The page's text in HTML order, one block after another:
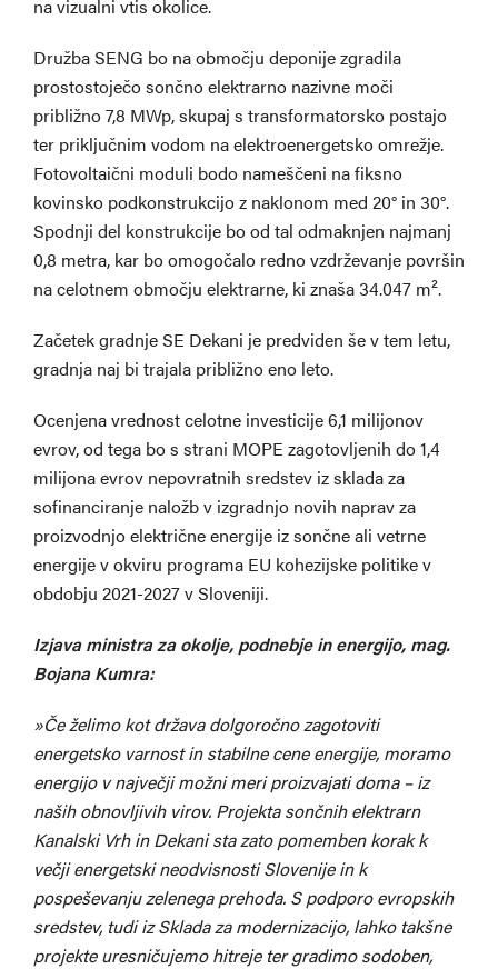
na vizualni vtis okolice.
Družba SENG bo na območju deponije zgradila
prostostoječo sončno elektrarno nazivne moči
približno 7,8 MWp, skupaj s transformatorsko postajo
ter priključnim vodom na elektroenergetsko omrežje.
Fotovoltaični moduli bodo nameščeni na fiksno
kovinsko podkonstrukcijo z naklonom med 20° in 30°.
Spodnji del konstrukcije bo od tal odmaknjen najmanj
0,8 metra, kar bo omogočalo redno vzdrževanje površin
na celotnem območju elektrarne, ki znaša 34.047 m².
Začetek gradnje SE Dekani je predviden še v tem letu,
gradnja naj bi trajala približno eno leto.
Ocenjena vrednost celotne investicije 6,1 milijonov
evrov, od tega bo s strani MOPE zagotovljenih do 1,4
milijona evrov nepovratnih sredstev iz sklada za
sofinanciranje naložb v izgradnjo novih naprav za
proizvodnjo električne energije iz sončne ali vetrne
energije v okviru programa EU kohezijske politike v
obdobju 2021-2027 v Sloveniji.
Izjava ministra za okolje, podnebje in energijo, mag.
Bojana Kumra:
»Če želimo kot država dolgoročno zagotoviti
energetsko varnost in stabilne cene energije, moramo
energijo v največji možni meri proizvajati doma – iz
naših obnovljivih virov. Projekta sončnih elektrarn
Kanalski Vrh in Dekani sta zato pomemben korak k
večji energetski neodvisnosti Slovenije in k
pospeševanju zelenega prehoda. S podporo evropskih
sredstev, tudi iz Sklada za modernizacijo, lahko takšne
projekte uresničujemo hitreje ter gradimo sodoben,